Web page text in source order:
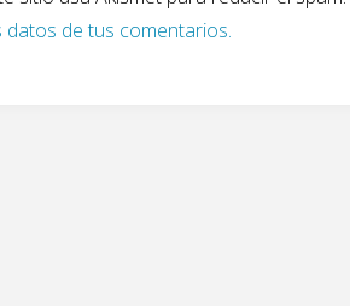
datos de tus comentarios.